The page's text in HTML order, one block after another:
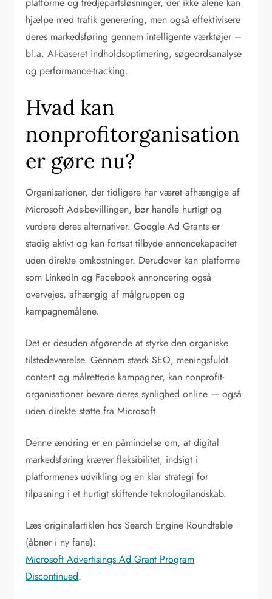
platforme og tredjepartsløsninger, der ikke alene kan
hjælpe med trafik generering, men også effektivisere
deres markedsføring gennem intelligente værktøjer –
bl.a. AI-baseret indholdsoptimering, søgeordsanalyse
og performance-tracking.
Hvad kan
nonprofitorganisation
er gøre nu?
Organisationer, der tidligere har været afhængige af
Microsoft Ads-bevillingen, bør handle hurtigt og
vurdere deres alternativer. Google Ad Grants er
stadig aktivt og kan fortsat tilbyde annoncekapacitet
uden direkte omkostninger. Derudover kan platforme
som LinkedIn og Facebook annoncering også
overvejes, afhængig af målgruppen og
kampagnemålene.
Det er desuden afgørende at styrke den organiske
tilstedeværelse. Gennem stærk SEO, meningsfuldt
content og målrettede kampagner, kan nonprofit-
organisationer bevare deres synlighed online — også
uden direkte støtte fra Microsoft.
Denne ændring er en påmindelse om, at digital
markedsføring kræver fleksibilitet, indsigt i
platformenes udvikling og en klar strategi for
tilpasning i et hurtigt skiftende teknologilandskab.
Læs originalartiklen hos Search Engine Roundtable
(åbner i ny fane):
Microsoft Advertisings Ad Grant Program
Discontinued.